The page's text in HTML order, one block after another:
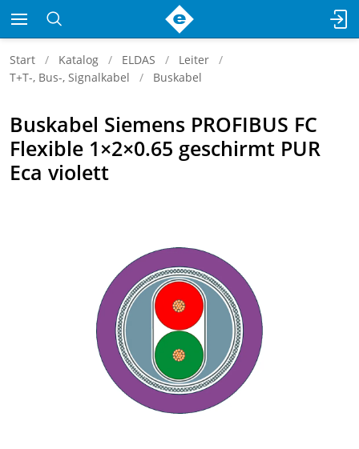
Start Katalog ELDAS
Leiter
T+T-, Bus-, Signalkabel
Buskabel
Buskabel Siemens PROFIBUS FC
Flexible 1×2×0.65 geschirmt PUR
Eca violett